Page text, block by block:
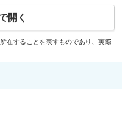
開く
在することを表すものであり、実際